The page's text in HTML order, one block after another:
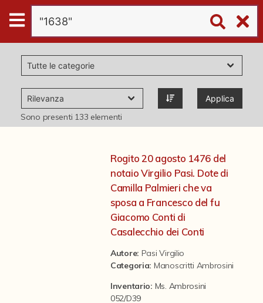
Digital
Humanities
Donazioni
Pubblicazioni
Il progetto Digital Humanities
Applica
Sono presenti 133 elementi
Rogito 20 agosto 1476 del
notaio Virgilio Pasi. Dote di
Camilla Palmieri che va
sposa a Francesco del fu
Giacomo Conti di
Casalecchio dei Conti
Autore: Pasi Virgilio
Categoria: Manoscritti Ambrosini
Inventario: Ms. Ambrosini
052/D39